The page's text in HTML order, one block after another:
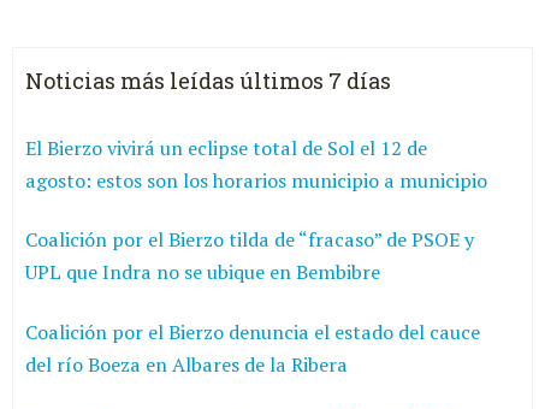
Noticias más leídas últimos 7 días
El Bierzo vivirá un eclipse total de Sol el 12 de
agosto: estos son los horarios municipio a municipio
Coalición por el Bierzo tilda de “fracaso” de PSOE y
UPL que Indra no se ubique en Bembibre
Coalición por el Bierzo denuncia el estado del cauce
del río Boeza en Albares de la Ribera